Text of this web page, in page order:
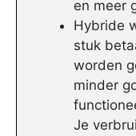
en meer
Hybride
stuk
worden
minder
Je